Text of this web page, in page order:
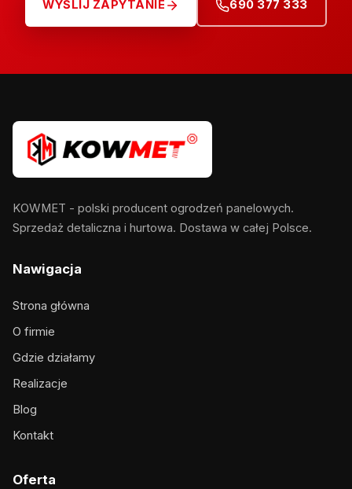
WYŚLIJ ZAPYTANIE 690 377 333
KOWMET - polski producent ogrodzeń panelowych.
Sprzedaż detaliczna i hurtowa. Dostawa w całej Polsce.
Nawigacja
Strona główna
O firmie
Gdzie działamy
Realizacje
Blog
Kontakt
Oferta